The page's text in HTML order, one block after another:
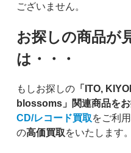
ございません。
お探しの商品が
は・・・
もしお探しの「ITO,
blossoms」関連商品を
CD/レコード買取をご利
の高価買取をいたします。